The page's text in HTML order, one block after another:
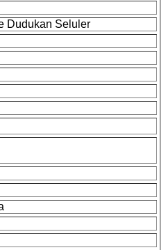
Dudukan Seluler